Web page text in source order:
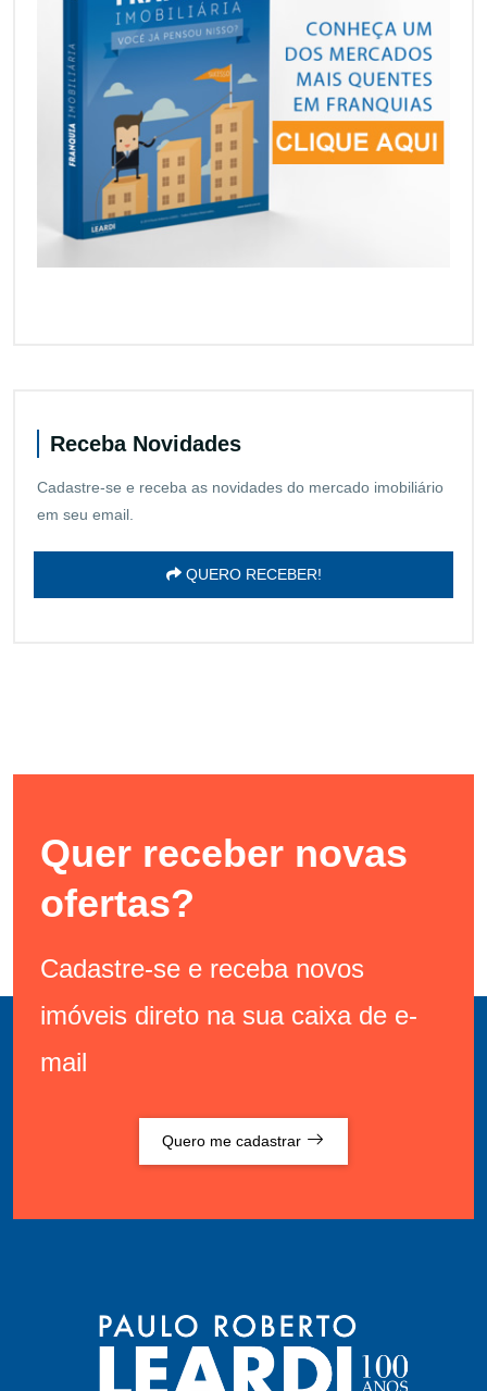
Receba Novidades
Cadastre-se e receba as novidades do mercado imobiliário
em seu email.
QUERO RECEBER!
Quer receber novas
ofertas?
Cadastre-se e receba novos
imóveis direto na sua caixa de e-
mail
Quero me cadastrar